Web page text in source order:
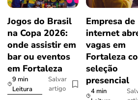
Jogos do Brasil
na Copa 2026:
onde assistir em
bar ou eventos
em Fortaleza
9 min
Leitura
Salvar
artigo
Empresa de
internet
vagas em
Fortaleza
seleção
presencial
4 min